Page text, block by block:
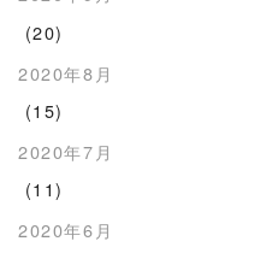
(20)
2020年8月
(15)
2020年7月
(11)
2020年6月